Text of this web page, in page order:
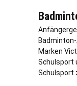
Marken
Schulsport
Schulsport